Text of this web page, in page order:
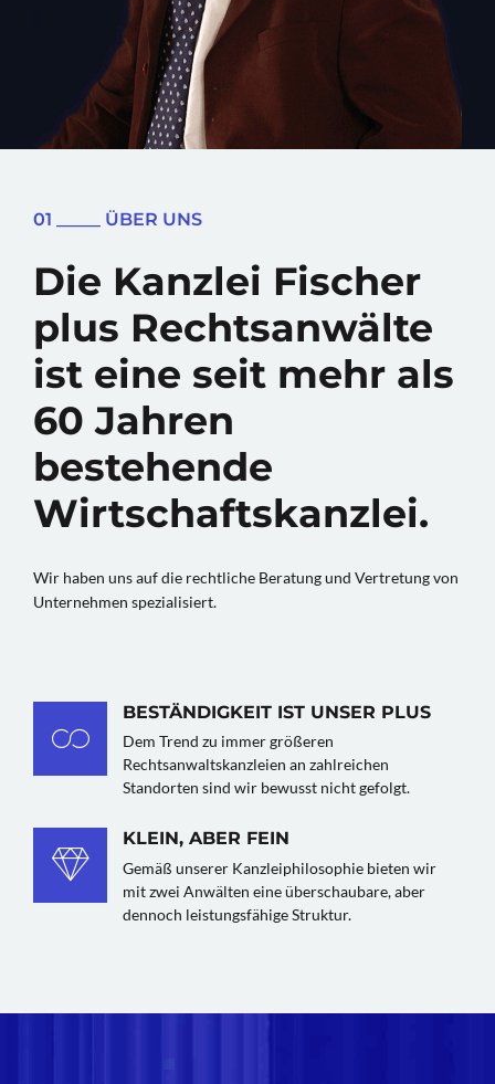
01 _____ ÜBER UNS
Die Kanzlei Fischer
plus Rechtsanwälte
ist eine seit mehr als
60 Jahren
bestehende
Wirtschaftskanzlei.
Wir haben uns auf die rechtliche Beratung und Vertretung von
Unternehmen spezialisiert.
BESTÄNDIGKEIT IST UNSER PLUS
Dem Trend zu immer größeren
Rechtsanwaltskanzleien an zahlreichen
Standorten sind wir bewusst nicht gefolgt.
KLEIN, ABER FEIN
Gemäß unserer Kanzleiphilosophie bieten wir
mit zwei Anwälten eine überschaubare, aber
dennoch leistungsfähige Struktur.